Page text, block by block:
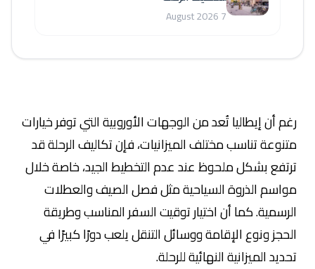
رغم أن إيطاليا تُعد من الوجهات الأوروبية التي توفر خيارات
متنوعة تناسب مختلف الميزانيات، فإن تكاليف الرحلة قد
ترتفع بشكل ملحوظ عند عدم التخطيط الجيد، خاصة خلال
مواسم الذروة السياحية مثل فصل الصيف والعطلات
الرسمية. كما أن اختيار توقيت السفر المناسب وطريقة
الحجز ونوع الإقامة ووسائل التنقل يلعب دورًا كبيرًا في
تحديد الميزانية النهائية للرحلة.
7 August 2026